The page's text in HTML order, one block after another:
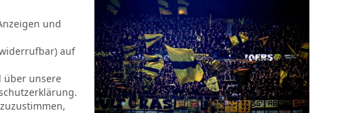
und
auf
über unsere